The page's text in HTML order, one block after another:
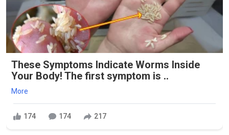
These Symptoms Indicate Worms Inside
Your Body! The first symptom is ..
More
174 174 217